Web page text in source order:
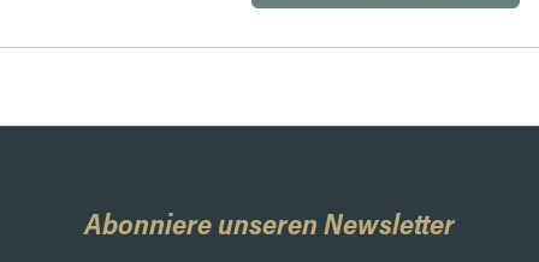
Abonniere unseren Newsletter